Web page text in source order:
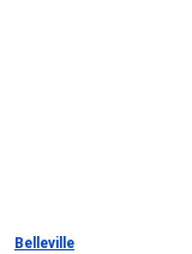
Belleville